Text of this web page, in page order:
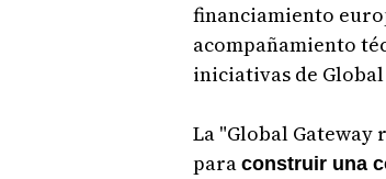
financiamiento
acompañamiento
iniciativas de
La "Global
para construir una